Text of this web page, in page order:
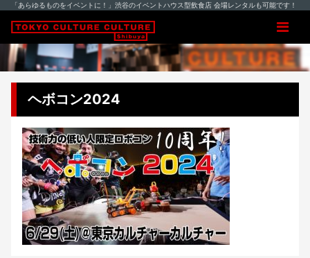
「あらゆるものをイベントに！」渋谷のイベントハウス型飲食店 会場レンタルも可能です！
ヘボコン2024